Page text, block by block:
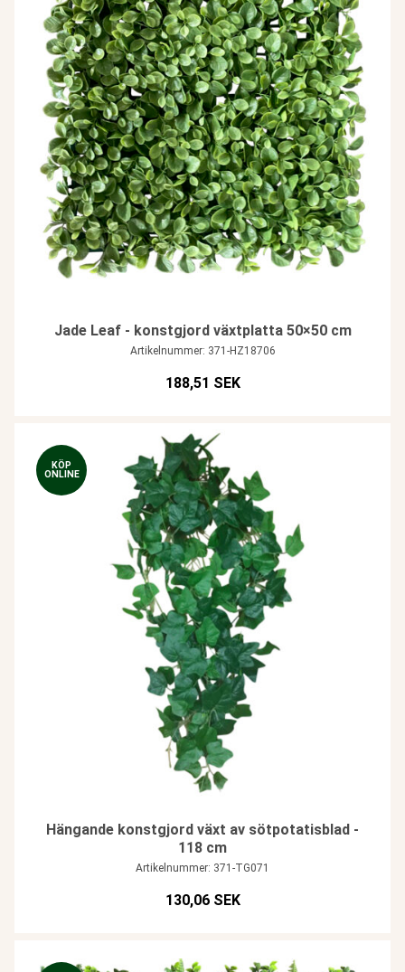
Jade Leaf - konstgjord växtplatta 50×50 cm
Artikelnummer: 371-HZ18706
188,51 SEK
KÖP
ONLINE
Hängande konstgjord växt av sötpotatisblad -
118 cm
Artikelnummer: 371-TG071
130,06 SEK